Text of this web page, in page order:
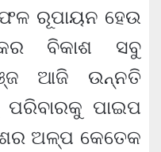
ରୂପାୟନ ହେଉ
ବିକାଶ ସବୁ
ଆଜି ଉନ୍ନତି
ପାଇପ
ଅଳ୍ପ କେତେକ